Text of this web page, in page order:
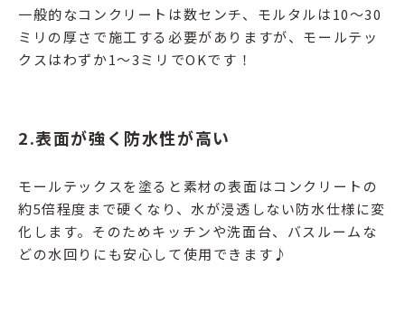
一般的なコンクリートは数センチ、モルタルは10〜30
ミリの厚さで施工する必要がありますが、モールテッ
クスはわずか1〜3ミリでOKです！
2.表面が強く防水性が高い
モールテックスを塗ると素材の表面はコンクリートの
約5倍程度まで硬くなり、水が浸透しない防水仕様に変
化します。そのためキッチンや洗面台、バスルームな
どの水回りにも安心して使用できます♪